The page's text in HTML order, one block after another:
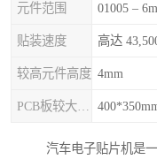
元件范围 01005 –
贴装速度 高达
较高元件高度 4mm
汽车电子贴片机是